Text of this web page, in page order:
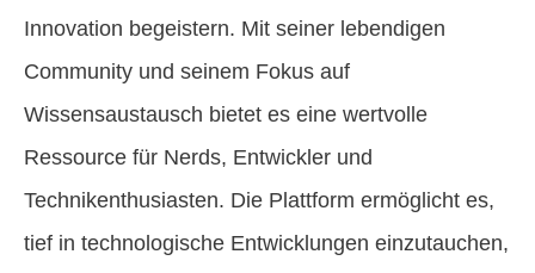
Innovation begeistern. Mit seiner lebendigen
Community und seinem Fokus auf
Wissensaustausch bietet es eine wertvolle
Ressource für Nerds, Entwickler und
Technikenthusiasten. Die Plattform ermöglicht es,
tief in technologische Entwicklungen einzutauchen,